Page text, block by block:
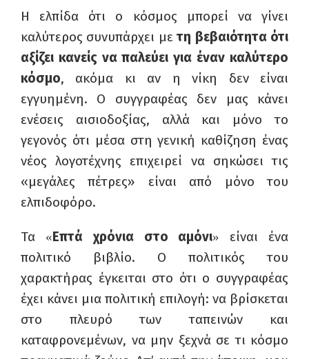
Η ελπίδα ότι ο κόσμος μπορεί να γίνει
καλύτερος συνυπάρχει μετη βεβαιότητα ότι
αξίζει κανείς να παλεύει για έναν καλύτερο
κόσμο, ακόμα κι αν ηνίκη δεν είναι
εγγυημένη. Ο συγγραφέας δεν μας κάνει
ενέσεις αισιοδοξίας, αλλά και μόνο το
γεγονός ότι μέσα στη γενική καθίζηση ένας
νέος λογοτέχνης επιχειρεί να σηκώσει τις
«μεγάλες πέτρες» είναι από μόνο του
ελπιδοφόρο.
Τα «Επτά χρόνια στο αμόνι» είναι ένα
πολιτικό βιβλίο. Ο πολιτικός του
χαρακτήρας έγκειται στο ότι ο συγγραφέας
έχει κάνει μια πολιτική επιλογή: να βρίσκεται
στο πλευρό των ταπεινών και
καταφρονεμένων, να μην ξεχνά σε τι κόσμο